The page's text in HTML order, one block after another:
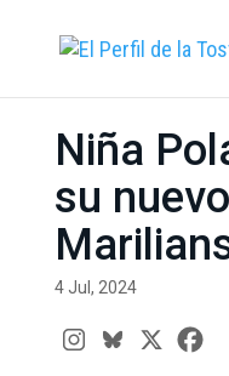
Niña
su
4 Jul, 2024